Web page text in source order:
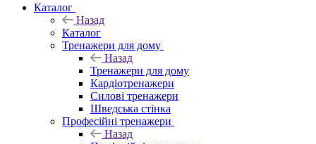
Каталог
Назад
Каталог
Тренажери для дому
Назад
Тренажери для дому
Кардіотренажери
Силові тренажери
Шведська стінка
Професійні тренажери
Назад